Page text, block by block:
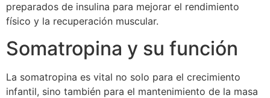
preparados de insulina para mejorar el rendimiento
físico y la recuperación muscular.
Somatropina y su función
La somatropina es vital no solo para el crecimiento
infantil, sino también para el mantenimiento de la masa